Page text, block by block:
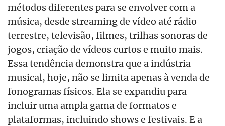
métodos diferentes para se envolver com a
música, desde streaming de vídeo até rádio
terrestre, televisão, filmes, trilhas sonoras de
jogos, criação de vídeos curtos e muito mais.
Essa tendência demonstra que a indústria
musical, hoje, não se limita apenas à venda de
fonogramas físicos. Ela se expandiu para
incluir uma ampla gama de formatos e
plataformas, incluindo shows e festivais. E a